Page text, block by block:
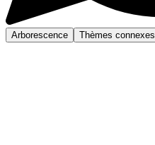
Arborescence Thèmes connexes